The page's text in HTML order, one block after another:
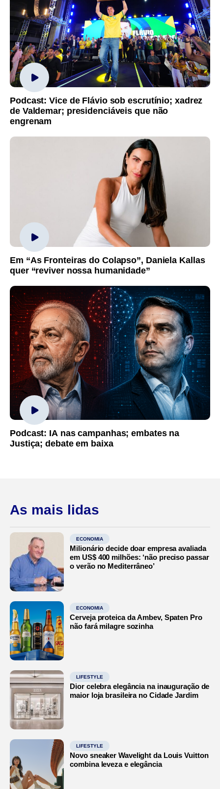
Podcast: Vice de Flávio sob escrutínio; xadrez
de Valdemar; presidenciáveis que não
engrenam
Em “As Fronteiras do Colapso”, Daniela Kallas
quer “reviver nossa humanidade”
Podcast: IA nas campanhas; embates na
Justiça; debate em baixa
As mais lidas
ECONOMIA
Milionário decide doar empresa avaliada
em US$ 400 milhões: ‘não preciso passar
o verão no Mediterrâneo’
ECONOMIA
Cerveja proteica da Ambev, Spaten Pro
não fará milagre sozinha
LIFESTYLE
Dior celebra elegância na inauguração de
maior loja brasileira no Cidade Jardim
LIFESTYLE
Novo sneaker Wavelight da Louis Vuitton
combina leveza e elegância